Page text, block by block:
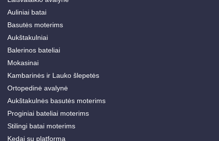
Auliniai batai
Basutės moterims
Aukštakulniai
Balerinos bateliai
Mokasinai
Kambarinės ir Lauko šlepetės
Ortopedinė avalynė
Aukštakulnės basutės moterims
Proginiai bateliai moterims
Stilingi batai moterims
Kedai su platforma